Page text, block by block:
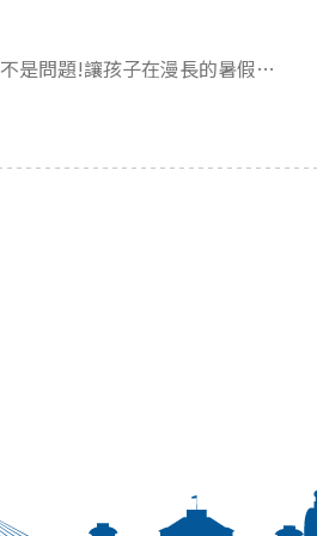
2024熱門遊學團底家!從小培養國際觀，第二語言融入生活不是問題!讓孩子在漫長的暑假除了手機、3C還有世界各地的同學以及探索新城市的更多可能!